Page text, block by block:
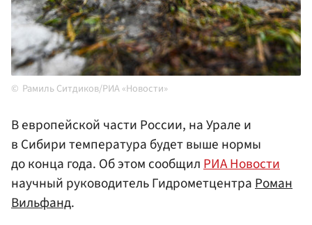
Рамиль Ситдиков/РИА «Новости»
В европейской части России, на Урале и
в Сибири температура будет выше нормы
до конца года. Об этом сообщилРИА Новости
научный руководитель ГидрометцентраРоман
Вильфанд.